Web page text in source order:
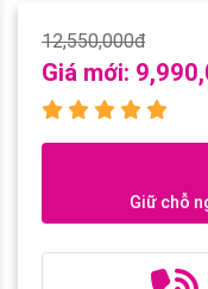
12,550,000đ
Giá mới:
Giữ chỗ